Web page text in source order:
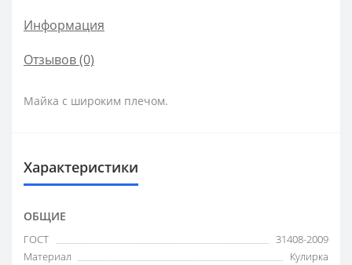
Информация
Отзывов (0)
Майка с широким плечом.
Характеристики
ОБЩИЕ
ГОСТ
31408-2009
Материал
Кулирка